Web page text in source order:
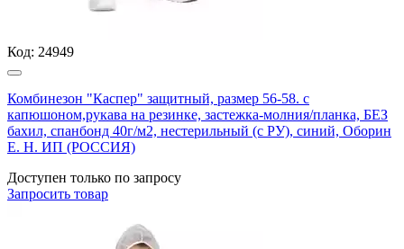
Код: 24949
Комбинезон "Каспер" защитный, размер 56-58. с
капюшоном,рукава на резинке, застежка-молния/планка, БЕЗ
бахил, спанбонд 40г/м2, нестерильный (с РУ), синий, Оборин
Е. Н. ИП (РОССИЯ)
Доступен только по запросу
Запросить товар